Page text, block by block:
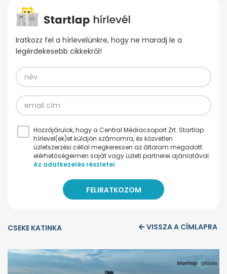
Iratkozz fel a hírlevelünkre, hogy ne maradj le a
legérdekesebb cikkekről!
Hozzájárulok, hogy a Central Médiacsoport Zrt. Startlap
hírlevel(ek)et küldjön számomra, és közvetlen
üzletszerzési céllal megkeressen az általam megadott
elérhetőségeimen saját vagy üzleti partnerei ajánlatával.
Az adatkezelés részletei
CSEKE KATINKA VISSZA A CÍMLAPRA